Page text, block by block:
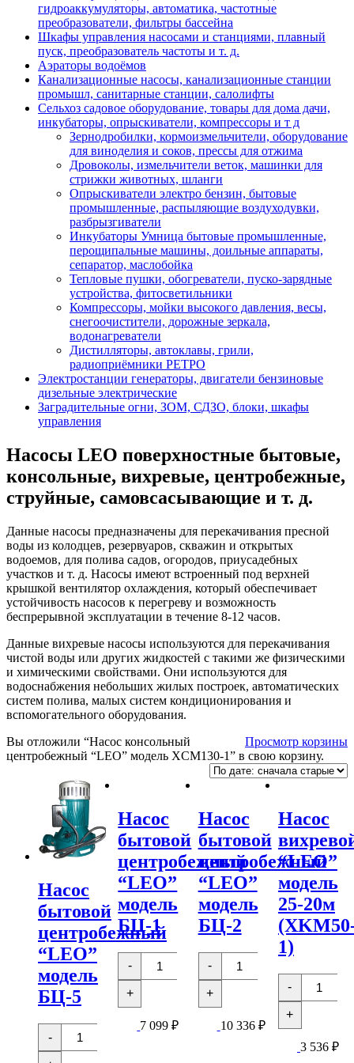
гидроаккумуляторы, автоматика, частотные
преобразователи, фильтры бассейна
Шкафы управления насосами и станциями, плавный
пуск, преобразователь частоты и т. д.
Аэраторы водоёмов
Канализационные насосы, канализационные станции
промышл, санитарные станции, салолифты
Сельхоз садовое оборудование, товары для дома дачи,
инкубаторы, опрыскиватели, компрессоры и т д
Зернодробилки, кормоизмельчители, оборудование
для виноделия и соков, прессы для отжима
Дровоколы, измельчители веток, машинки для
стрижки животных, шланги
Опрыскиватели электро бензин, бытовые
промышленные, распыляющие воздуходувки,
разбрызгиватели
Инкубаторы Умница бытовые промышленные,
перощипальные машины, доильные аппараты,
сепаратор, маслобойка
Тепловые пушки, обогреватели, пуско-зарядные
устройства, фитосветильники
Компрессоры, мойки высокого давления, весы,
снегоочистители, дорожные зеркала,
водонагреватели
Дистилляторы, автоклавы, грили,
радиоприёмники РЕТРО
Электростанции генераторы, двигатели бензиновые
дизельные электрические
Заградительные огни, ЗОМ, СДЗО, блоки, шкафы
управления
Насосы LEO поверхностные бытовые,
консольные, вихревые, центробежные,
струйные, самовсасывающие и т. д.
Данные насосы предназначены для перекачивания пресной
воды из колодцев, резервуаров, скважин и открытых
водоемов, для полива садов, огородов, приусадебных
участков и т. д. Насосы имеют встроенный под верхней
крышкой вентилятор охлаждения, который обеспечивает
устойчивость насосов к перегреву и возможность
беспрерывной эксплуатации в течение 8-12 часов.
Данные вихревые насосы используются для перекачивания
чистой воды или других жидкостей с такими же физическими
и химическими свойствами. Они используются для
водоснабжения небольших жилых построек, автоматических
систем полива, малых систем кондиционирования и
вспомогательного оборудования.
Просмотр корзины
Вы отложили “Насос консольный
центробежный “LEO” модель XCM130-1” в свою корзину.
Насос
бытовой
центробежный
“LEO”
модель
БЦ-5
-
Количество
товара
Насос
Насос
бытовой
центробежный
“LEO”
модель
БЦ-1
-
Количество
товара
Насос
центробежный
"LEO"
модель
+
7 099₽
Насос
бытовой
центробежный
“LEO”
модель
БЦ-2
-
Количество
товара
Насос
центробежный
"LEO"
модель
+
10 336 ₽
Насос
“LEO”
модель
25-20м
1)
-
товара
Насос
"LEO"
модель
25-
+
3 536 ₽